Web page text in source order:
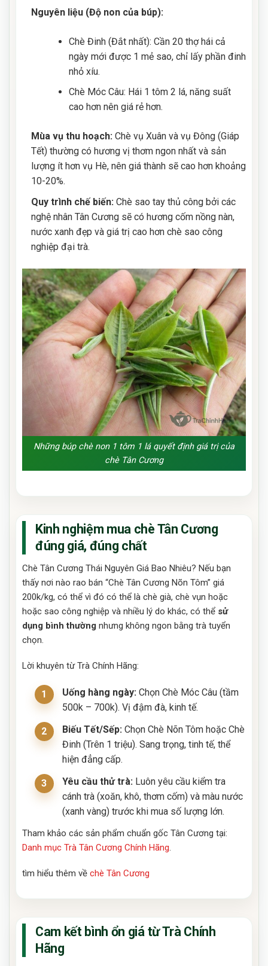
Nguyên liệu (Độ non của búp):
Chè Đinh (Đắt nhất): Cần 20 thợ hái cả
ngày mới được 1 mẻ sao, chỉ lấy phần đinh
nhỏ xíu.
Chè Móc Câu: Hái 1 tôm 2 lá, năng suất
cao hơn nên giá rẻ hơn.
Mùa vụ thu hoạch: Chè vụ Xuân và vụ Đông (Giáp
Tết) thường có hương vị thơm ngon nhất và sản
lượng ít hơn vụ Hè, nên giá thành sẽ cao hơn khoảng
10-20%.
Quy trình chế biến: Chè sao tay thủ công bởi các
nghệ nhân Tân Cương sẽ có hương cốm nồng nàn,
nước xanh đẹp và giá trị cao hơn chè sao công
nghiệp đại trà.
Những búp chè non 1 tôm 1 lá quyết định giá trị của
chè Tân Cương
Kinh nghiệm mua chè Tân Cương
đúng giá, đúng chất
Chè Tân Cương Thái Nguyên Giá Bao Nhiêu? Nếu bạn
thấy nơi nào rao bán “Chè Tân Cương Nõn Tôm” giá
200k/kg, có thể vì đó có thể là chè già, chè vụn hoặc
hoặc sao công nghiệp và nhiều lý do khác, có thể sử
dụng bình thường nhưng không ngon bằng trà tuyển
chọn.
Lời khuyên từ Trà Chính Hãng:
Uống hàng ngày:Chọn Chè Móc Câu (tầm
500k – 700k). Vị đậm đà, kinh tế.
Biếu Tết/Sếp:Chọn Chè Nõn Tôm hoặc Chè
Đinh (Trên 1 triệu). Sang trọng, tinh tế, thể
hiện đẳng cấp.
Yêu cầu thử trà:Luôn yêu cầu kiểm tra
cánh trà (xoăn, khô, thơm cốm) và màu nước
(xanh vàng) trước khi mua số lượng lớn.
Tham khảo các sản phẩm chuẩn gốc Tân Cương tại:
Danh mục Trà Tân Cương Chính Hãng.
tìm hiểu thêm về chè Tân Cương
Cam kết bình ổn giá từ Trà Chính
Hãng